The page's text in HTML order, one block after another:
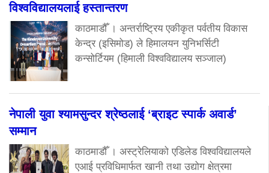
विश्वविद्यालयलाई हस्तान्तरण
काठमाडौँ । अन्तर्राष्ट्रिय एकीकृत पर्वतीय विकास
केन्द्र (इसिमोड) ले हिमालयन युनिभर्सिटी
कन्सोर्टियम (हिमाली विश्वविद्यालय सञ्जाल)
नेपाली युवा श्यामसुन्दर श्रेष्ठलाई ‘ब्राइट स्पार्क अवार्ड’
सम्मान
काठमाडौँ । अस्ट्रेलियाको एडिलेड विश्वविद्यालयले
एआई प्रविधिमार्फत खानी तथा उद्योग क्षेत्रमा